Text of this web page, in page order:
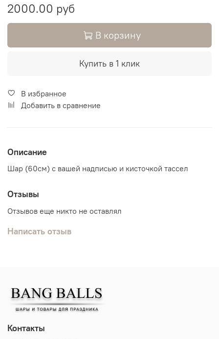
2000.00 руб
В корзину
Купить в 1 клик
В избранное
Добавить в сравнение
Описание
Шар (60см) с вашей надписью и кисточкой тассел
Отзывы
Отзывов еще никто не оставлял
Написать отзыв
Контакты